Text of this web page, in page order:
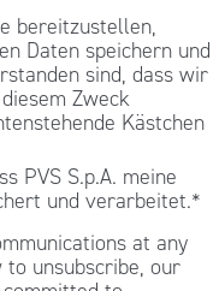
bereitzustellen,
Daten speichern und
sind, dass wir
Zweck
Kästchen
PVS S.p.A. meine
und verarbeitet.*
at any
unsubscribe, our